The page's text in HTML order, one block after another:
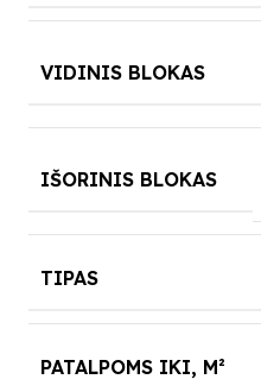
VIDINIS BLOKAS
IŠORINIS BLOKAS
TIPAS
PATALPOMS IKI, M²